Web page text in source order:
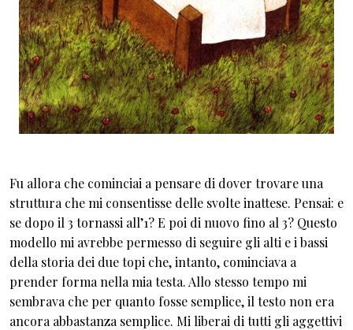
Fu allora che cominciai a pensare di dover trovare una
struttura che mi consentisse delle svolte inattese. Pensai: e
se dopo il 3 tornassi all’1? E poi di nuovo fino al 3? Questo
modello mi avrebbe permesso di seguire gli alti e i bassi
della storia dei due topi che, intanto, cominciava a
prender forma nella mia testa. Allo stesso tempo mi
sembrava che per quanto fosse semplice, il testo non era
ancora abbastanza semplice. Mi liberai di tutti gli aggettivi